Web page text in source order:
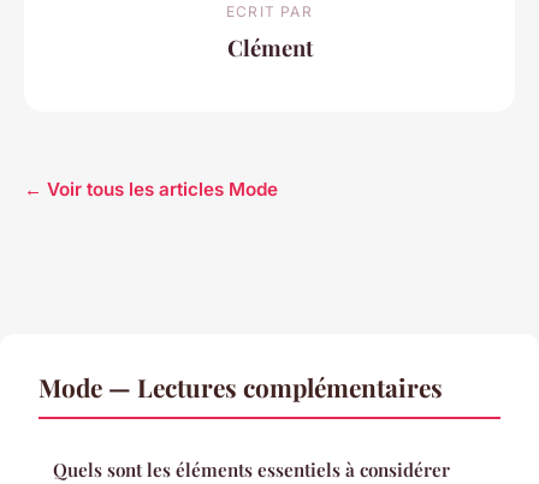
ECRIT PAR
Clément
← Voir tous les articles Mode
Mode — Lectures complémentaires
Quels sont les éléments essentiels à considérer